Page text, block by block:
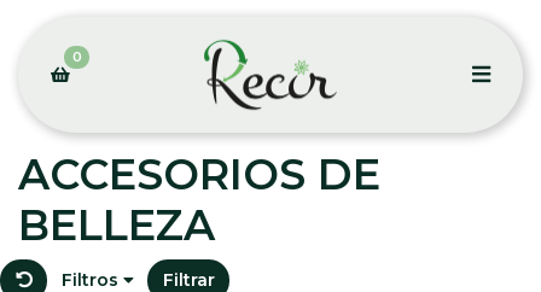
0
ACCESORIOS DE
BELLEZA
Filtros
Filtrar